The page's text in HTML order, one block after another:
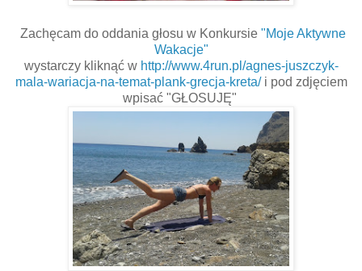
Zachęcam do oddania głosu w Konkursie "Moje Aktywne
Wakacje"
wystarczy kliknąć w http://www.4run.pl/agnes-juszczyk-
mala-wariacja-na-temat-plank-grecja-kreta/i pod zdjęciem
wpisać "GŁOSUJĘ"